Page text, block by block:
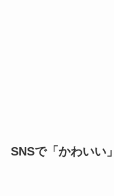
SNSで「かわいい